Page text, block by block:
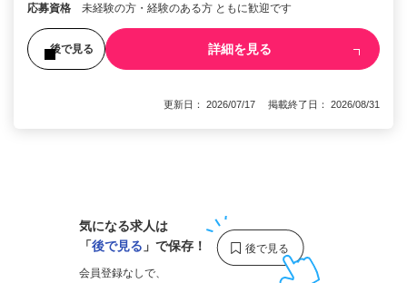
応募資格 未経験の方・経験のある方 ともに歓迎です
後で見る 詳細を見る
更新日： 2026/07/17 掲載終了日： 2026/08/31
気になる求人は
「後で見る 」で保存！
会員登録なしで、